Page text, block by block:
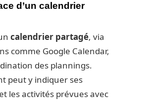
d’un calendrier
calendrier partagé, via
comme Google Calendar,
des plannings.
peut y indiquer ses
les activités prévues avec